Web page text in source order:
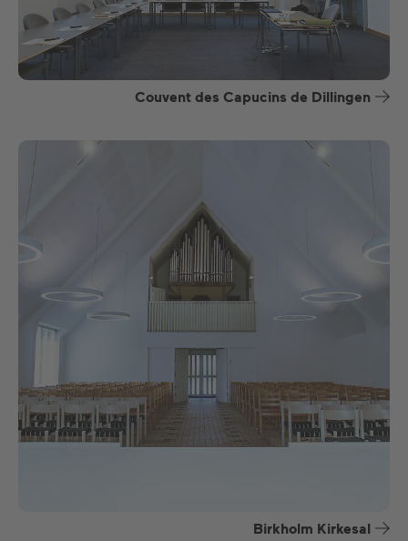
Couvent des Capucins de Dillingen
Birkholm Kirkesal